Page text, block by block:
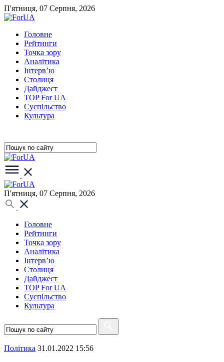
П'ятниця, 07 Серпня, 2026
Головне
Рейтинги
Точка зору
Аналітика
Інтерв’ю
Столиця
Дайджест
TOP For UA
Суспiльство
Культура
П'ятниця, 07 Серпня, 2026
Головне
Рейтинги
Точка зору
Аналітика
Інтерв’ю
Столиця
Дайджест
TOP For UA
Суспiльство
Культура
Полiтика 31.01.2022 15:56